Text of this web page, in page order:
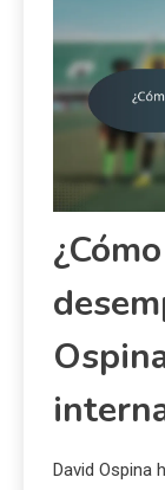
David Ospina